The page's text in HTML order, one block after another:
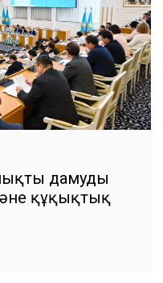
дамудың
құқықтық